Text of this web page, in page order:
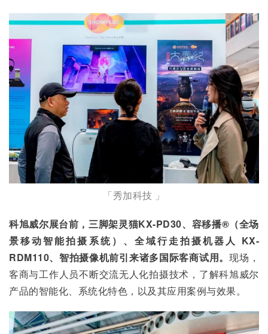
「秀加科技 」
科旭威尔展台前，三脚架灵猫KX-PD30、容移播®（全场
景移动智能拍摄系统）、全域行走拍摄机器人 KX-
RDM110、智拍摄像机前引来诸多国际客商试用。现场，
客商与工作人员不断交流无人化拍摄技术，了解科旭威尔
产品的智能化、系统化特色，以及其应用案例与效果。